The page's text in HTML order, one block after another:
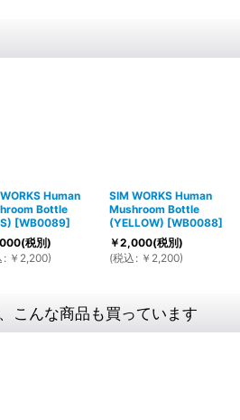
Human
Bottle
[WB0089]
(税別)
: ￥ 2,200)
SIM WORKS Human
Mushroom Bottle
(YELLOW) [WB0088]
￥2,000(税別)
(税込 : ￥ 2,200)
こんな商品も買っています